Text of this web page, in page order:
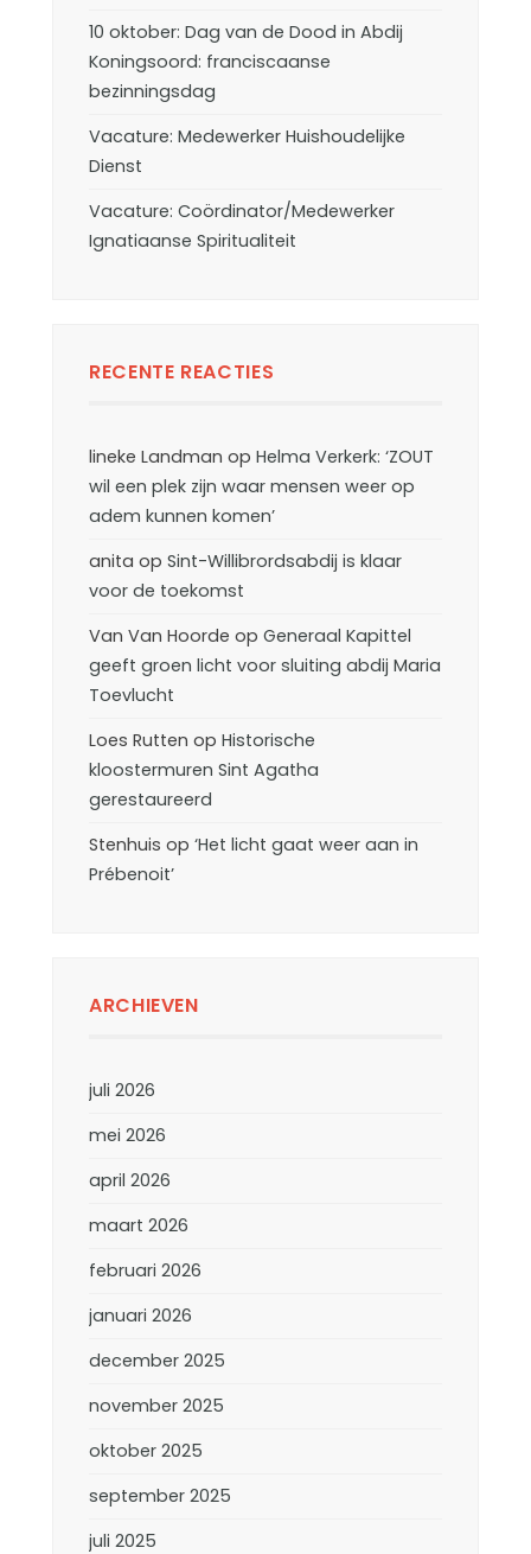
10 oktober: Dag van de Dood in Abdij
Koningsoord: franciscaanse
bezinningsdag
Vacature: Medewerker Huishoudelijke
Dienst
Vacature: Coördinator/Medewerker
Ignatiaanse Spiritualiteit
RECENTE REACTIES
lineke Landman op Helma Verkerk: ‘ZOUT
wil een plek zijn waar mensen weer op
adem kunnen komen’
anita op Sint-Willibrordsabdij is klaar
voor de toekomst
Van Van Hoorde op Generaal Kapittel
geeft groen licht voor sluiting abdij Maria
Toevlucht
Loes Rutten op Historische
kloostermuren Sint Agatha
gerestaureerd
Stenhuis op ‘Het licht gaat weer aan in
Prébenoit’
ARCHIEVEN
juli 2026
mei 2026
april 2026
maart 2026
februari 2026
januari 2026
december 2025
november 2025
oktober 2025
september 2025
juli 2025